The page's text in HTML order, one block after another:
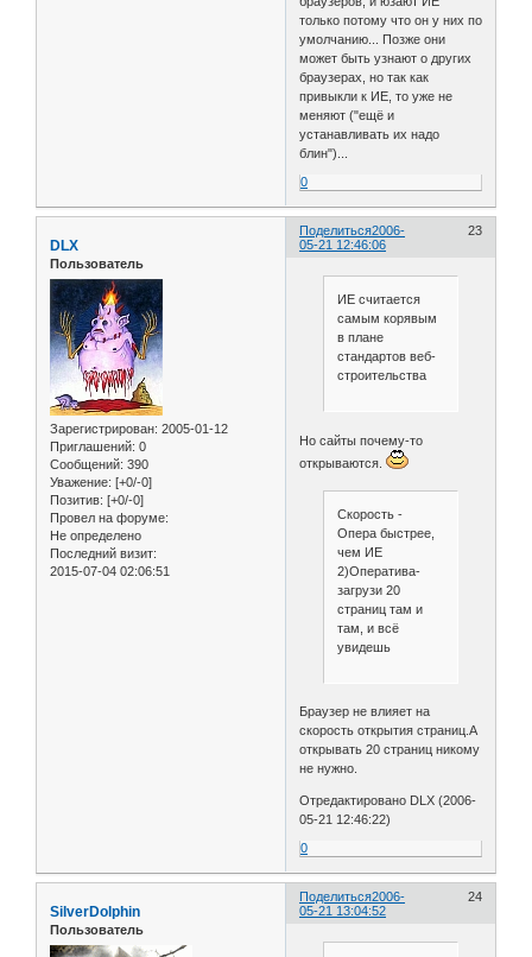
только потому что он у них по
умолчанию... Позже они
может быть узнают о других
браузерах, но так как
привыкли к ИЕ, то уже не
меняют ("ещё и
устанавливать их надо
блин")...
0
Поделиться 23
2006-
05-21 12:46:06
DLX
Пользователь
Зарегистрирован: 2005-01-12
Приглашений: 0
Сообщений: 390
Уважение: [+0/-0]
Позитив: [+0/-0]
Провел на форуме:
Не определено
Последний визит:
2015-07-04 02:06:51
ИЕ считается
самым корявым
в плане
стандартов веб-
строительства
Но сайты почему-то
открываются.
Скорость -
Опера быстрее,
чем ИЕ
2)Оператива-
загрузи 20
страниц там и
там, и всё
увидешь
Браузер не влияет на
скорость открытия страниц.А
открывать 20 страниц никому
не нужно.
Отредактировано DLX (2006-
05-21 12:46:22)
0
Поделиться 24
2006-
05-21 13:04:52
SilverDolphin
Пользователь